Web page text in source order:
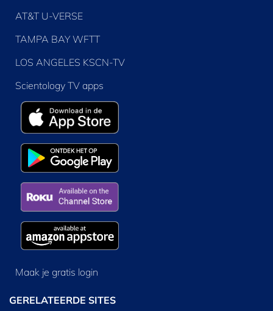
AT&T U-VERSE
TAMPA BAY WFTT
LOS ANGELES KSCN-TV
Scientology TV apps
Maak je gratis login
GERELATEERDE SITES